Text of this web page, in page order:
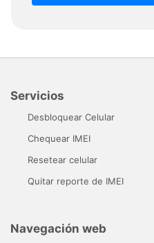
Servicios
Desbloquear Celular
Chequear IMEI
Resetear celular
Quitar reporte de IMEI
Navegación web